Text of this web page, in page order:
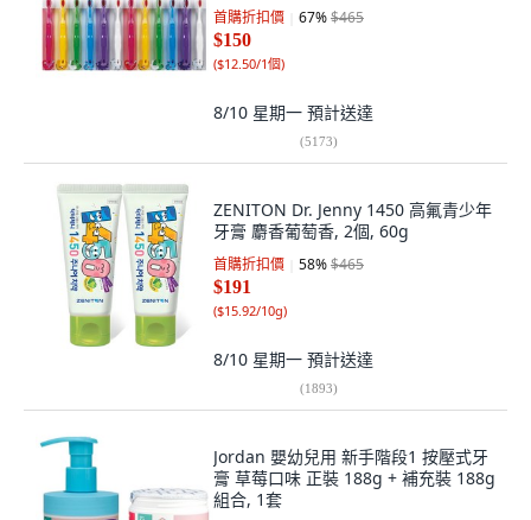
首購折扣價 67%$465
$150
($12.50/1個)
8/10 星期一 預計送達
(5173)
ZENITON Dr. Jenny 1450 高氟青少年
牙膏 麝香葡萄香, 2個, 60g
首購折扣價 58%$465
$191
($15.92/10g)
8/10 星期一 預計送達
(1893)
Jordan 嬰幼兒用 新手階段1 按壓式牙
膏 草莓口味 正裝 188g + 補充裝 188g
組合, 1套